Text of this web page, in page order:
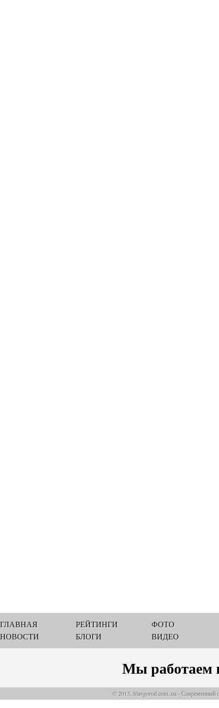
ГЛАВНАЯ
НОВОСТИ
РЕЙТИНГИ
БЛОГИ
ФОТО
ВИДЕО
Мы работаем
© 2013, Slavgorod.com..ua - Современный